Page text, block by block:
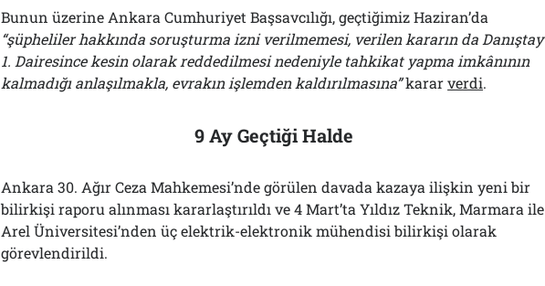
Bunun üzerine Ankara Cumhuriyet Başsavcılığı, geçtiğimiz Haziran’da
“şüpheliler hakkında soruşturma izni verilmemesi, verilen kararın da Danıştay
1. Dairesince kesin olarak reddedilmesi nedeniyle tahkikat yapma imkânının
kalmadığı anlaşılmakla, evrakın işlemden kaldırılmasına”kararverdi.
9 Ay Geçtiği Halde
Ankara 30. Ağır Ceza Mahkemesi’nde görülen davada kazaya ilişkin yeni bir
bilirkişi raporu alınması kararlaştırıldı ve 4 Mart’ta Yıldız Teknik, Marmara ile
Arel Üniversitesi’nden üç elektrik-elektronik mühendisi bilirkişi olarak
görevlendirildi.